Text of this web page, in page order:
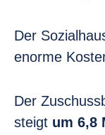
Der
enorme
Der
steigt um 6,8